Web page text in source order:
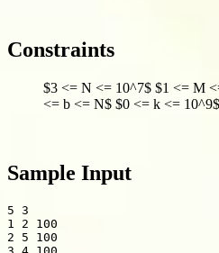
Constraints
$3 <= N <= 10^7$ $1 <= M
<= b <= N$ $0 <= k <= 10^9$
Sample Input
5 3
1 2 100
2 5 100